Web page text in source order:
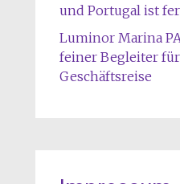
und Portugal ist
Luminor Marina
feiner Begleiter
Geschäftsreise